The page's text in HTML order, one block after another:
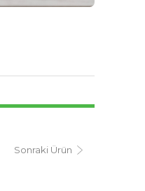
Sonraki Ürün